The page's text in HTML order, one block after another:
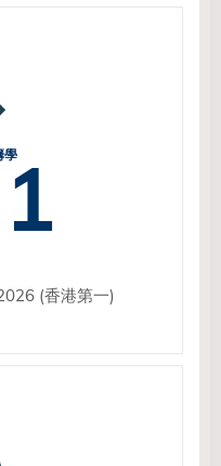
學
(香港第一)